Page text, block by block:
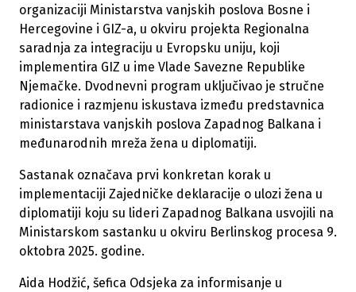
organizaciji Ministarstva vanjskih poslova Bosne i
Hercegovine i GIZ-a, u okviru projekta Regionalna
saradnja za integraciju u Evropsku uniju, koji
implementira GIZ u ime Vlade Savezne Republike
Njemačke. Dvodnevni program uključivao je stručne
radionice i razmjenu iskustava između predstavnica
ministarstava vanjskih poslova Zapadnog Balkana i
međunarodnih mreža žena u diplomatiji.
Sastanak označava prvi konkretan korak u
implementaciji Zajedničke deklaracije o ulozi žena u
diplomatiji koju su lideri Zapadnog Balkana usvojili na
Ministarskom sastanku u okviru Berlinskog procesa 9.
oktobra 2025. godine.
Aida Hodžić, šefica Odsjeka za informisanje u